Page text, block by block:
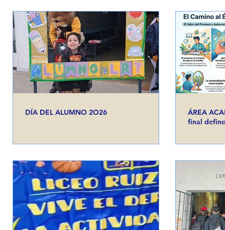
DÍA DEL ALUMNO 2O26
ÁREA
final